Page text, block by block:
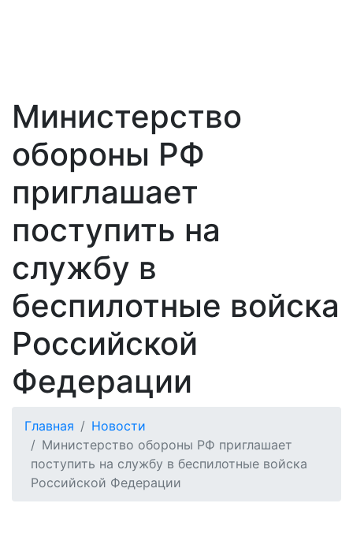
Министерство
обороны РФ
приглашает
поступить на
службу в
беспилотные войска
Российской
Федерации
Главная
Новости
Министерство обороны РФ приглашает
поступить на службу в беспилотные войска
Российской Федерации